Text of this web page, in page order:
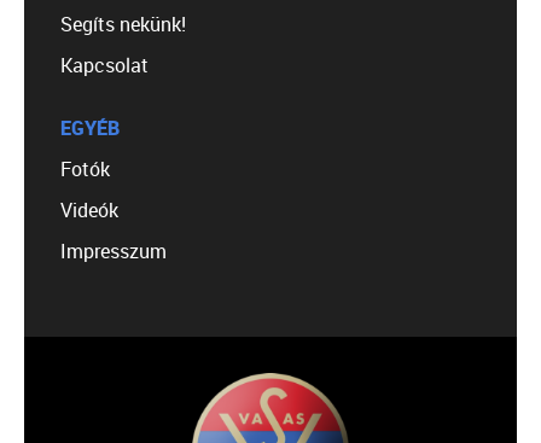
Segíts nekünk!
Kapcsolat
EGYÉB
Fotók
Videók
Impresszum